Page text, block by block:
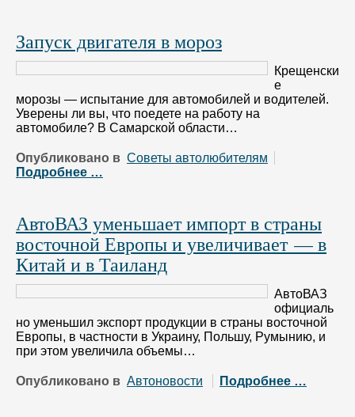
Запуск двигателя в мороз
Крещенски
е
морозы — испытание для автомобилей и водителей.
Уверены ли вы, что поедете на работу на
автомобиле? В Самарской области…
Опубликовано в Советы автолюбителям
Подробнее …
АвтоВАЗ уменьшает импорт в страны
восточной Европы и увеличивает — в
Китай и в Таиланд
АвтоВАЗ
официаль
но уменьшил экспорт продукции в страны восточной
Европы, в частности в Украину, Польшу, Румынию, и
при этом увеличила объемы…
Опубликовано в Автоновости Подробнее …